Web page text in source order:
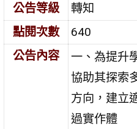
公告等級
轉知
點閱次數
640
公告內容
一、為提升
協助其探索
方向，建立
過實作體